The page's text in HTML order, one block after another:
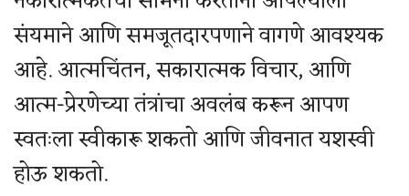
संयमाने आणि समजूतदारपणाने वागणे आवश्यक
आहे. आत्मचिंतन, सकारात्मक विचार, आणि
आत्म-प्रेरणेच्या तंत्रांचा अवलंब करून आपण
स्वतःला स्वीकारू शकतो आणि जीवनात यशस्वी
होऊ शकतो.